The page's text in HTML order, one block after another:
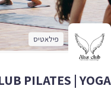
פילאטיס
PILATES |